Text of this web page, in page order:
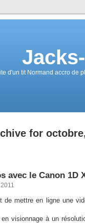
d'un tit Normand accro de
for
avec le Canon 1D
de mettre en ligne une
visionnage à un